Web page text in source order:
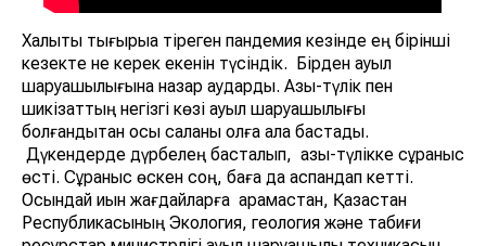
Халықты тығырыққа тіреген пандемия кезінде ең бірінші
кезекте не керек екенін түсіндік. Бірден ауыл
шаруашылығына назар аудардық. Азық-түлік пен
шикізаттың негізгі көзі ауыл шаруашылығы
болғандықтан осы саланы қолға ала бастадық.
Дүкендерде дүрбелең басталып, азық-түлікке сұраныс
өсті. Сұраныс өскен соң, баға да аспандап кетті.
Осындай қиын жағдайларға қарамастан, Қазақстан
Республикасының Экология, геология және табиғи